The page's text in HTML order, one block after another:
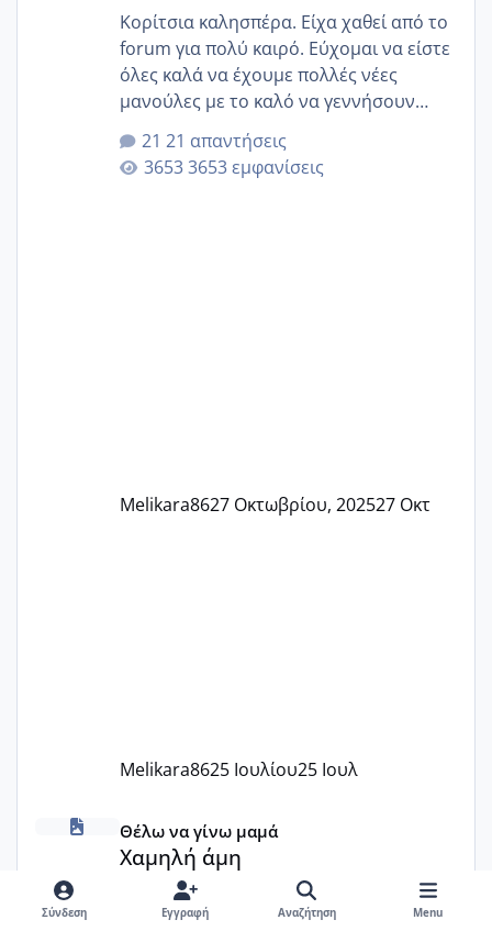
Κορίτσια καλησπέρα. Είχα χαθεί από το
forum για πολύ καιρό. Εύχομαι να είστε
όλες καλά να έχουμε πολλές νέες
μανούλες με το καλό να γεννήσουν
αυτές που ήδη περιμένουν. Να πάρουν
γερα μωράκια στην αγκαλίτσα τους
🙏🏼🙏🏼 Ας πάμε λοιπόν στο θέμα μου.
21 απαντήσεις
3653 εμφανίσεις
Melikara8627 Οκτωβρίου, 202527 Οκτ
Melikara8625 Ιουλίου25 Ιουλ
Χαμηλή άμη
Θέλω να γίνω μαμά
Χαμηλή άμη
nikol92·23 Ιουλίου
Σύνδεση Εγγραφή Αναζήτηση Menu